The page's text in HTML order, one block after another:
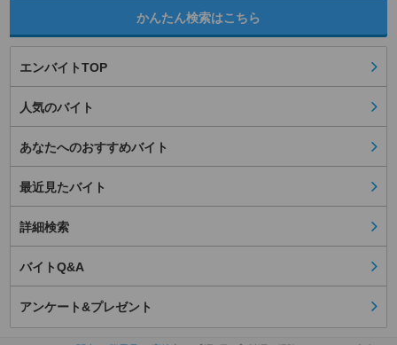
かんたん検索はこちら
エンバイトTOP
人気のバイト
あなたへのおすすめバイト
最近見たバイト
詳細検索
バイトQ&A
アンケート&プレゼント